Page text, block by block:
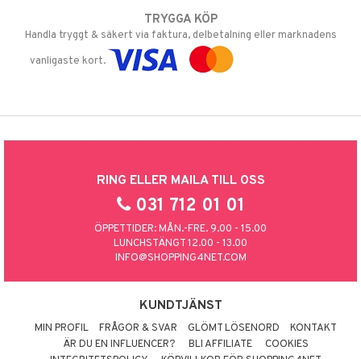
TRYGGA KÖP
Handla tryggt & säkert via faktura, delbetalning eller marknadens
vanligaste kort.
RING ELLER MAILA TILL OSS
031 712 01 01
ÖPPETTIDER: MÅN.-FRE. 9.00 - 15.00
LUNCHSTÄNGT 12.00 - 13.00
INFO@SHOPPING4NET.COM
KUNDTJÄNST
MIN PROFIL FRÅGOR & SVAR GLÖMT LÖSENORD
KONTAKT
ÄR DU EN INFLUENCER?
BLI AFFILIATE
COOKIES